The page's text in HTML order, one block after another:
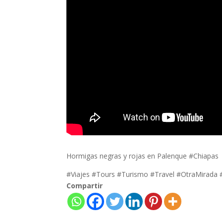
Hormigas negras y rojas en Palenque #Chiapas
#Viajes #Tours #Turismo #Travel #OtraMirada
Compartir